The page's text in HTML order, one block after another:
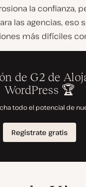
la confianza,
las agencias, eso
más difíciles